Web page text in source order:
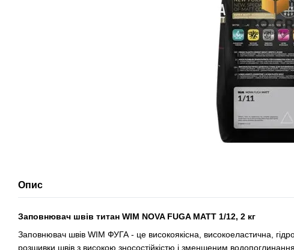
Опис
Заповнювач швів титан WIM NOVA FUGA MATT 1/12, 2 кг
Заповнювач швів WIM ФУГА - це високоякісна, високоеластична,
розшивки швів з високою зносостійкістю і зменшеним